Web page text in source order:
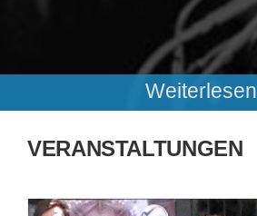
Weiterlesen
VERANSTALTUNGEN